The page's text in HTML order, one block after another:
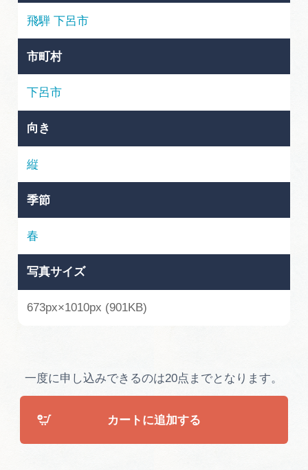
運営組織
広告掲載
サイトポリシー
飛騨 下呂市
市町村
下呂市
向き
縦
季節
春
写真サイズ
673px×1010px (901KB)
一度に申し込みできるのは20点までとなります。
カートに追加する